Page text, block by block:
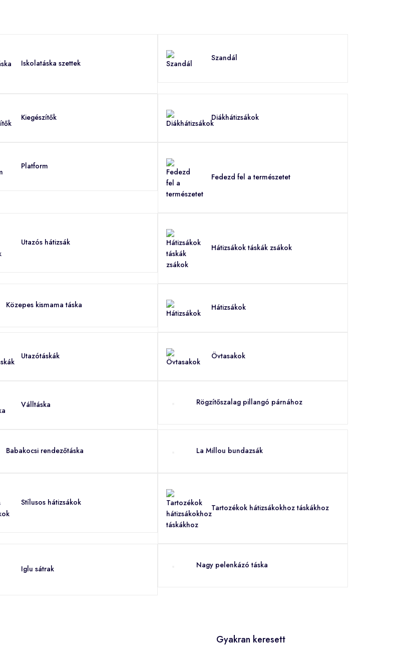
Iskolatáska szettek
Szandál
Kiegészítők Diákhátizsákok
Platform
Fedezd fel a természetet
Utazós hátizsák
Hátizsákok táskák zsákok
Közepes kismama táska Hátizsákok
Utazótáskák Övtasakok
Válltáska Rögzítőszalag pillangó párnához
Babakocsi rendezőtáska La Millou bundazsák
Stílusos hátizsákok
Tartozékok hátizsákokhoz táskákhoz
Iglu sátrak Nagy pelenkázó táska
Gyakran keresett